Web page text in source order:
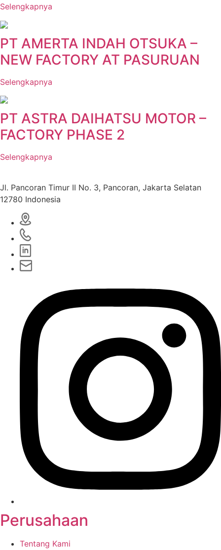
Selengkapnya
PT AMERTA INDAH OTSUKA –
NEW FACTORY AT PASURUAN
Selengkapnya
PT ASTRA DAIHATSU MOTOR –
FACTORY PHASE 2
Selengkapnya
Jl. Pancoran Timur II No. 3, Pancoran, Jakarta Selatan
12780 Indonesia
Perusahaan
Tentang Kami